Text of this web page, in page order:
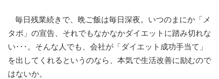
毎日残業続きで、晩ご飯は毎日深夜。いつのまにか「メ
タボ」の宣告、それでもなかなかダイエットに踏み切れな
い･･･。そんな人でも、会社が「ダイエット成功手当て」
を出してくれるというのなら、本気で生活改善に励むので
はないか。